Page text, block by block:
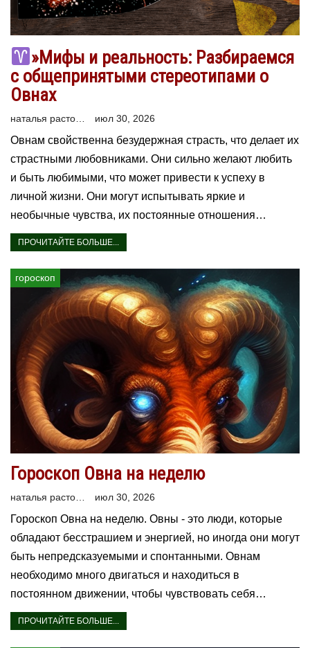
»Мифы и реальность: Разбираемся
с общепринятыми стереотипами о
Овнах
июл 30, 2026
Овнам свойственна безудержная страсть, что делает их
страстными любовниками. Они сильно желают любить
и быть любимыми, что может привести к успеху в
личной жизни. Они могут испытывать яркие и
необычные чувства, их постоянные отношения…
ПРОЧИТАЙТЕ БОЛЬШЕ...
гороскоп
Гороскоп Овна на неделю
июл 30, 2026
Гороскоп Овна на неделю. Овны - это люди, которые
обладают бесстрашием и энергией, но иногда они могут
быть непредсказуемыми и спонтанными. Овнам
необходимо много двигаться и находиться в
постоянном движении, чтобы чувствовать себя…
ПРОЧИТАЙТЕ БОЛЬШЕ...